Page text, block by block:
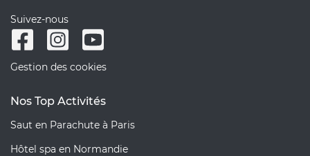
Suivez-nous
Gestion des cookies
Nos Top Activités
Saut en Parachute à Paris
Hôtel spa en Normandie